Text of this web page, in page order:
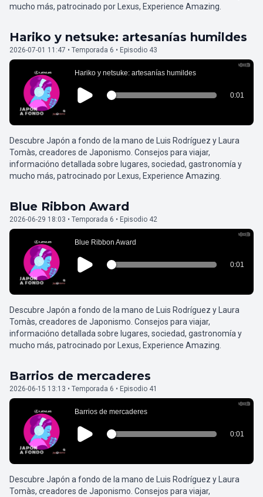
mucho más, patrocinado por Lexus, Experience Amazing.
Hariko y netsuke: artesanías humildes
2026-07-01 11:47 • Temporada 6 • Episodio 43
Descubre Japón a fondo de la mano de Luis Rodríguez y Laura
Tomàs, creadores de Japonismo. Consejos para viajar,
informacióno detallada sobre lugares, sociedad, gastronomía y
mucho más, patrocinado por Lexus, Experience Amazing.
Blue Ribbon Award
2026-06-29 18:03 • Temporada 6 • Episodio 42
Descubre Japón a fondo de la mano de Luis Rodríguez y Laura
Tomàs, creadores de Japonismo. Consejos para viajar,
informacióno detallada sobre lugares, sociedad, gastronomía y
mucho más, patrocinado por Lexus, Experience Amazing.
Barrios de mercaderes
2026-06-15 13:13 • Temporada 6 • Episodio 41
Descubre Japón a fondo de la mano de Luis Rodríguez y Laura
Tomàs, creadores de Japonismo. Consejos para viajar,